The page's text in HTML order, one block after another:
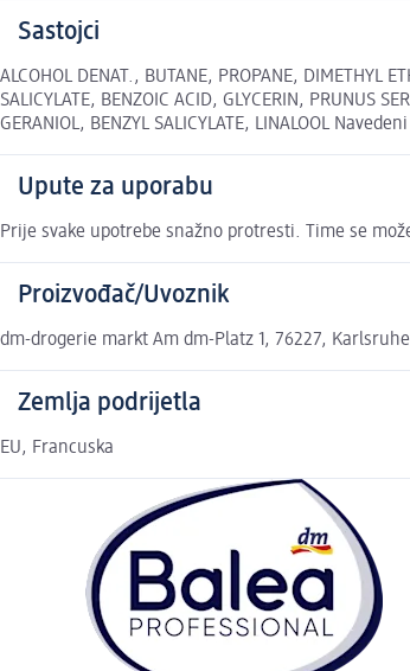
Sastojci
ALCOHOL DENAT., BUTANE, PROPANE, DIMETHYL
SALICYLATE, BENZOIC ACID, GLYCERIN, PRUNUS
GERANIOL, BENZYL SALICYLATE, LINALOOL
Upute za uporabu
Prije svake upotrebe snažno protresti. Time se
Proizvođač/Uvoznik
dm-drogerie markt Am dm-Platz 1, 76227,
Zemlja podrijetla
EU, Francuska